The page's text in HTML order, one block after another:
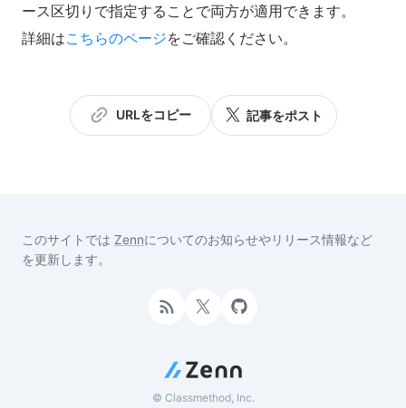
ース区切りで指定することで両方が適用できます。
詳細はこちらのページをご確認ください。
URLをコピー 記事をポスト
このサイトでは Zennについてのお知らせやリリース情報など
を更新します。
© Classmethod, Inc.